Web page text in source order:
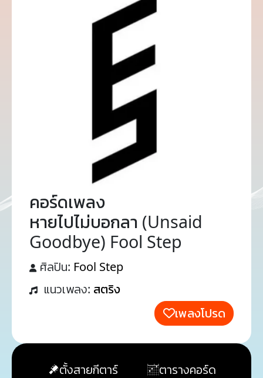
คอร์ดเพลง
หายไปไม่บอกลา (Unsaid
Goodbye) Fool Step
ศิลปิน: Fool Step
แนวเพลง: สตริง
เพลงโปรด
ตั้งสายกีตาร์
ตารางคอร์ด